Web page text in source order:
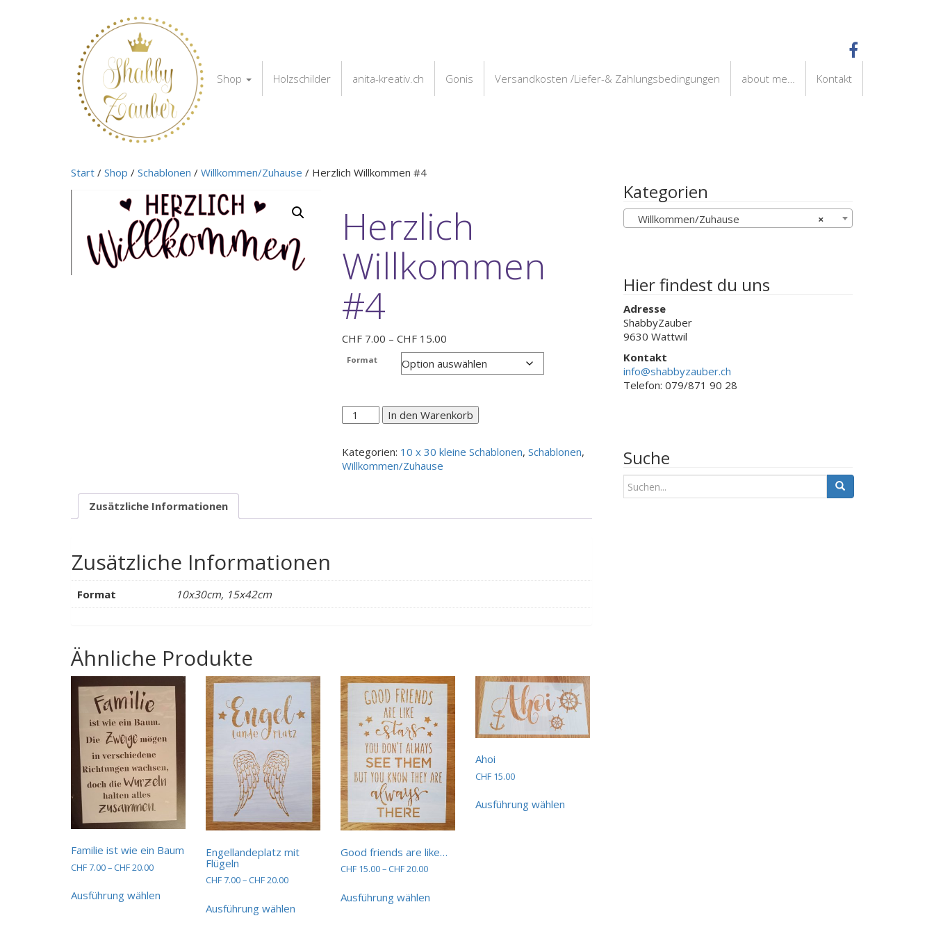
Shop Holzschilder anita-kreativ.ch Gonis Versandkosten /Liefer-& Zahlungsbedingungen about me… Kontakt
Start / Shop / Schablonen / Willkommen/Zuhause / Herzlich Willkommen #4
Herzlich
Willkommen
#4
CHF 7.00 – CHF 15.00
CHF 7.00
bis
CHF 15.00
Format
Herzlich
Willkommen
Menge
In den Warenkorb
Kategorien: 10 x 30 kleine Schablonen, Schablonen,
Willkommen/Zuhause
Zusätzliche Informationen
Zusätzliche Informationen
Format 10x30cm, 15x42cm
Ähnliche Produkte
Familie ist wie ein Baum
CHF 7.00– CHF20.00Preisspanne:
bis
Ausführung wählen
Engellandeplatz mit
Flügeln
CHF7.00– CHF20.00Preisspanne:
bis
CHF 20.00
Ausführung wählenProdukt
Good friends are like…
CHF15.00– CHF20.00Preisspanne:
bis
CHF 20.00
Ausführung wählenProdukt
Ahoi
CHF15.00
Ausführung wählenProdukt
Kategorien
×
Willkommen/Zuhause
Hier findest du uns
Adresse
ShabbyZauber
9630 Wattwil
Kontakt
info@shabbyzauber.ch
Telefon: 079/871 90 28
Suche
S
u